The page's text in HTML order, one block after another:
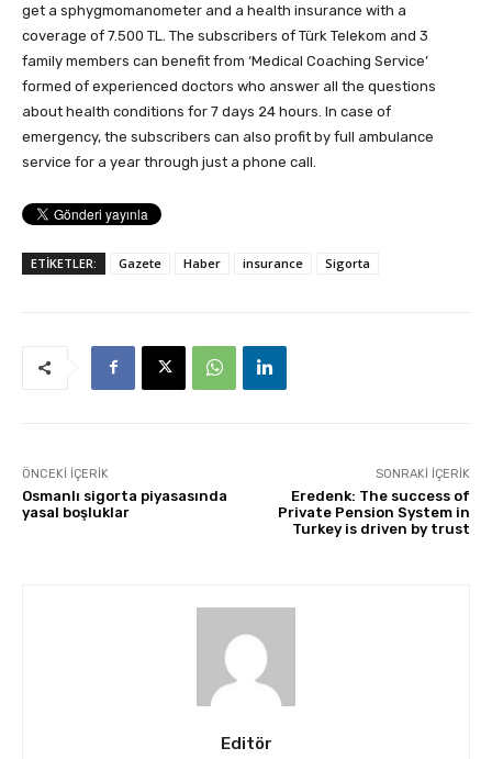
get a sphygmomanometer and a health insurance with a
coverage of 7.500 TL. The subscribers of Türk Telekom and 3
family members can benefit from ‘Medical Coaching Service’
formed of experienced doctors who answer all the questions
about health conditions for 7 days 24 hours. In case of
emergency, the subscribers can also profit by full ambulance
service for a year through just a phone call.
ETİKETLER: Gazete Haber insurance Sigorta
ÖNCEKI İÇERIK
Osmanlı sigorta piyasasında
yasal boşluklar
SONRAKI İÇERIK
Eredenk: The success of
Private Pension System in
Turkey is driven by trust
Editör